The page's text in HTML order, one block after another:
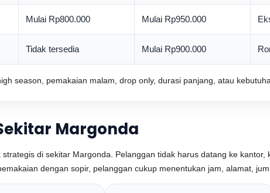
Mulai Rp800.000 Mulai Rp950.000
Tidak tersedia Mulai Rp900.000
season, pemakaian malam, drop only, durasi panjang, atau
Margonda
di sekitar Margonda. Pelanggan tidak harus datang ke
dengan sopir, pelanggan cukup menentukan jam, alamat,